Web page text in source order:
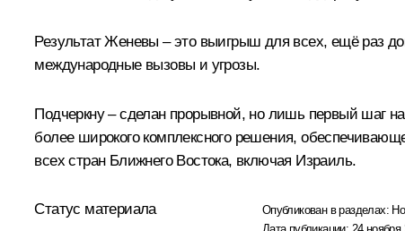
Результат Женевы – это выигрыш для всех, ещё раз
международные вызовы и угрозы.
Подчеркну – сделан прорывной, но лишь первый шаг
более широкого комплексного решения,
всех стран Ближнего Востока, включая Израиль.
Статус материала Опубликован в разделах: